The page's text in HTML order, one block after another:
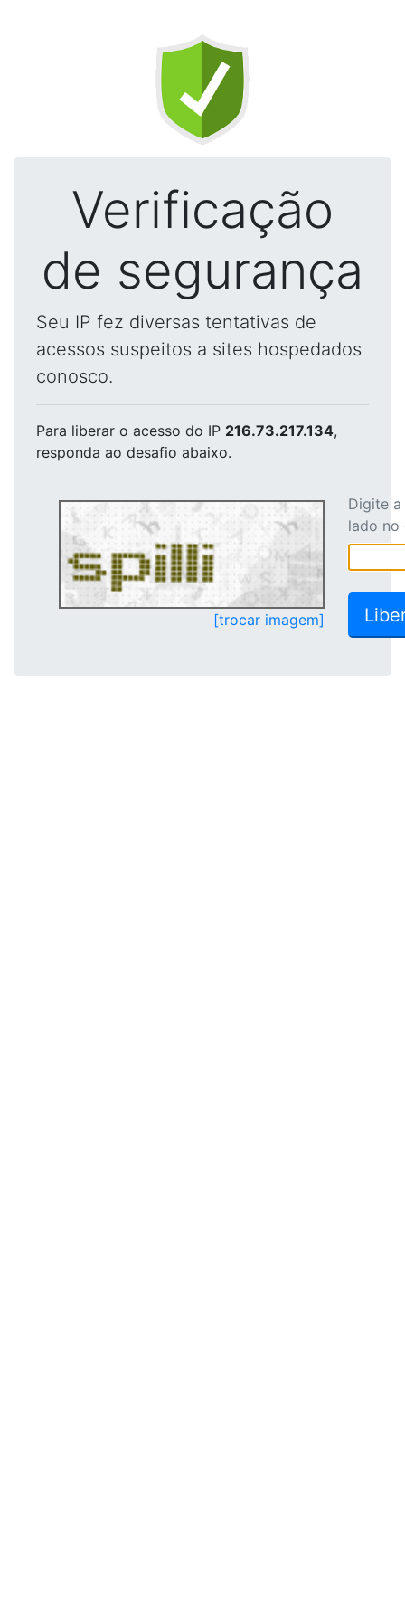
Verificação
de segurança
Seu IP fez diversas tentativas de
acessos suspeitos a sites hospedados
conosco.
Para liberar o acesso do IP 216.73.217.134,
responda ao desafio abaixo.
[trocar imagem]
Digite
lado no